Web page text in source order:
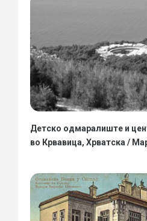
Детско одмаралиште и
во Крвавица, Хрватска /